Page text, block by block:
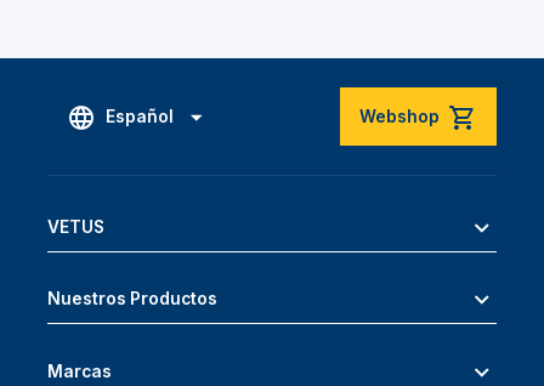
Español Webshop
VETUS
Nuestros Productos
Marcas